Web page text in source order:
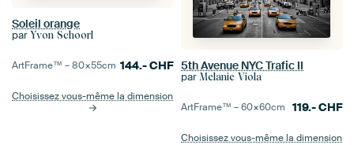
Soleil orange
par Yvon Schoorl
ArtFrame™ –80×55cm 144.-CHF
Choisissez vous-même la dimension
5th Avenue NYC Trafic II
par Melanie Viola
ArtFrame™ –60×60cm 119.-CHF
Choisissez vous-même la dimension